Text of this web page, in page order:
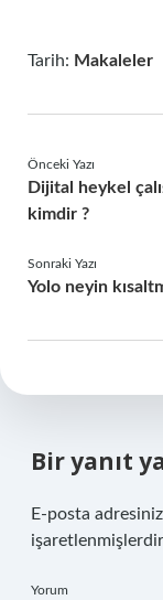
Tarih: Makaleler
Önceki Yazı
Dijital heykel
kimdir ?
Sonraki Yazı
Yolo neyin
Bir yanıt
E-posta
işaretlenmişlerdir
Yorum